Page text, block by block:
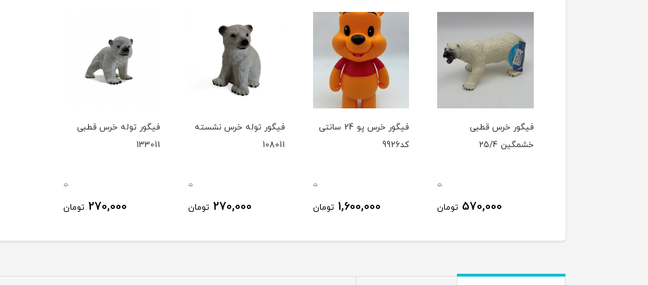
فیگور خرس قطبی
خشمگین 25/4
0
570,000 تومان
فیگور خرس پو 24 سانتی
کد9926
0
1,600,000 تومان
فیگور توله خرس نشسته
108011
0
270,000 تومان
فیگور توله خرس قطبی
133011
0
270,000 تومان